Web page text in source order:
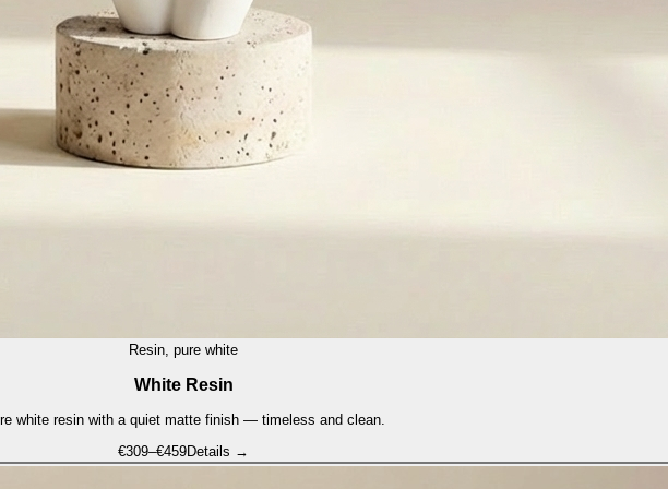
Resin, pure white
White Resin
white resin with a quiet matte finish — timeless and clean.
€309–€459Details →